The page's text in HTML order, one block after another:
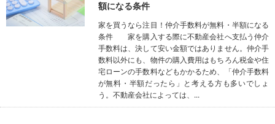
額になる条件
家を買うなら注目！仲介手数料が無料・半額になる
条件 家を購入する際に不動産会社へ支払う仲介
手数料は、決して安い金額ではありません。仲介手
数料以外にも、物件の購入費用はもちろん税金や住
宅ローンの手数料などもかかるため、「仲介手数料
が無料・半額だったら」と考える方も多いでしょ
う。不動産会社によっては、...